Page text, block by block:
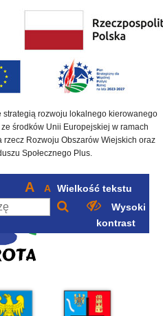
rozwoju lokalnego kierowanego
środków Unii Europejskiej w ramach
Rozwoju Obszarów Wiejskich oraz
Społecznego Plus.
A A Wielkość tekstu
Wysoki
kontrast